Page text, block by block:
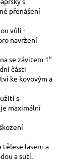
přenášení
vůlí -
navržení
se závitem 1"
části
ke kovovým a
s
maximální
tělese laseru a
a sutí.